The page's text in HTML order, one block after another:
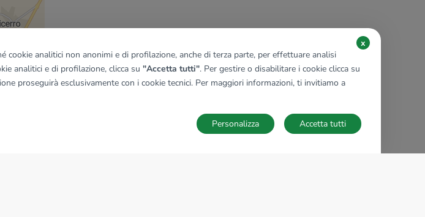
analitici non anonimi e di profilazione, anche di terza parte, per effettuare analisi
analitici e di profilazione, clicca su "Accetta tutti". Per gestire o disabilitare i cookie clicca su
proseguirà esclusivamente con i cookie tecnici. Per maggiori informazioni, ti invitiamo a
x
Accetta tutti
Personalizza